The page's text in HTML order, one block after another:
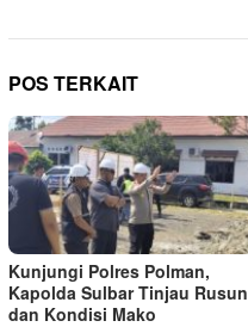
POS TERKAIT
Kunjungi Polres Polman,
Kapolda Sulbar Tinjau Rusun
dan Kondisi Mako